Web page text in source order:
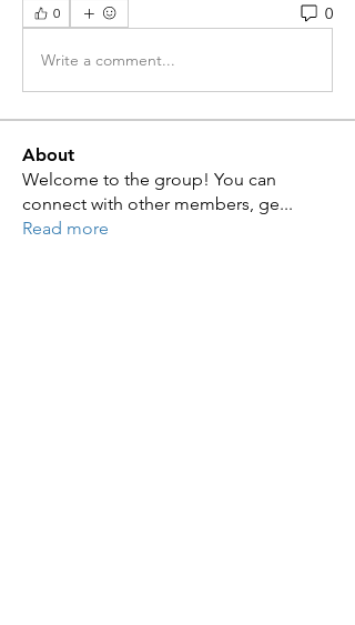
0 0
Write a comment...
About
Welcome to the group! You can
connect with other members, ge...
Read more